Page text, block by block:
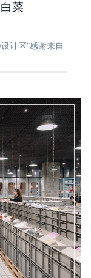
菜
计区”感谢来自